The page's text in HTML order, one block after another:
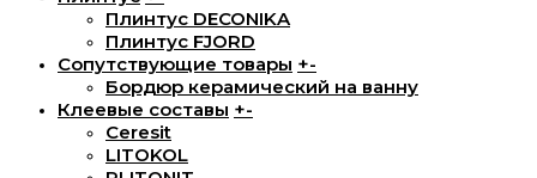
Плинтус DECONIKA
Плинтус FJORD
Сопутствующие товары +-
Бордюр керамический на ванну
Клеевые составы +-
Ceresit
LITOKOL